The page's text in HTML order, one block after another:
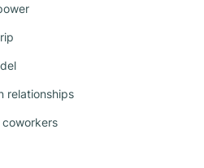
relationships